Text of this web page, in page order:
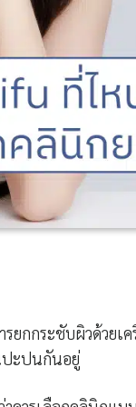
ยกกระชับผิวด้วยเ
ปะปนกันอยู่